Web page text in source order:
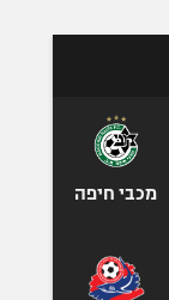
מכבי חיפה